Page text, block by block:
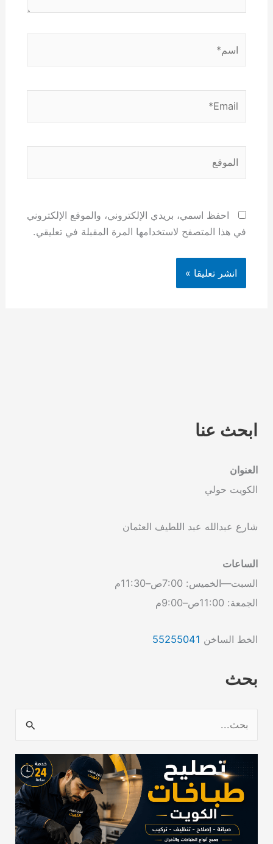
احفظ اسمي، بريدي الإلكتروني، والموقع الإلكتروني
في هذا المتصفح لاستخدامها المرة المقبلة في تعليقي.
ابحث عنا
العنوان
الكويت حولي
شارع عبدالله عبد اللطيف العثمان
الساعات
السبت—الخميس: 7:00ص–11:30م
الجمعة: 11:00ص–9:00م
الخط الساخن 55255041
بحث